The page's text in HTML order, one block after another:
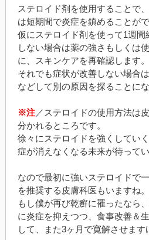
ステロイド剤を使用することで
は短期間で炎症を鎮めることがで
仮にステロイド剤を使って1週
しない場合は薬の強さもしくは
に、スキンケアを再確認します。
それでも症状が改善しない場合
などして別の原因を探ることにな
※注／ステロイドの使用方法は
分かれるところです。
徐々にステロイドを強くしてい
症が消えなくなる未来が待ってい
なので最初に強いステロイドで
を推奨する皮膚科医もいますね。
もし僕が再び乾癬に罹ったなら
に炎症を抑えつつ、食事改善＆
して、また3ヶ月で寛解させます